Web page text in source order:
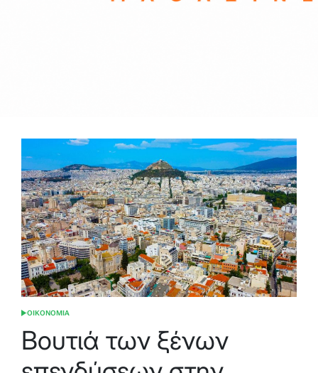
POSTED
ΟΙΚΟΝΟΜΙΑ
Βουτιά των ξένων